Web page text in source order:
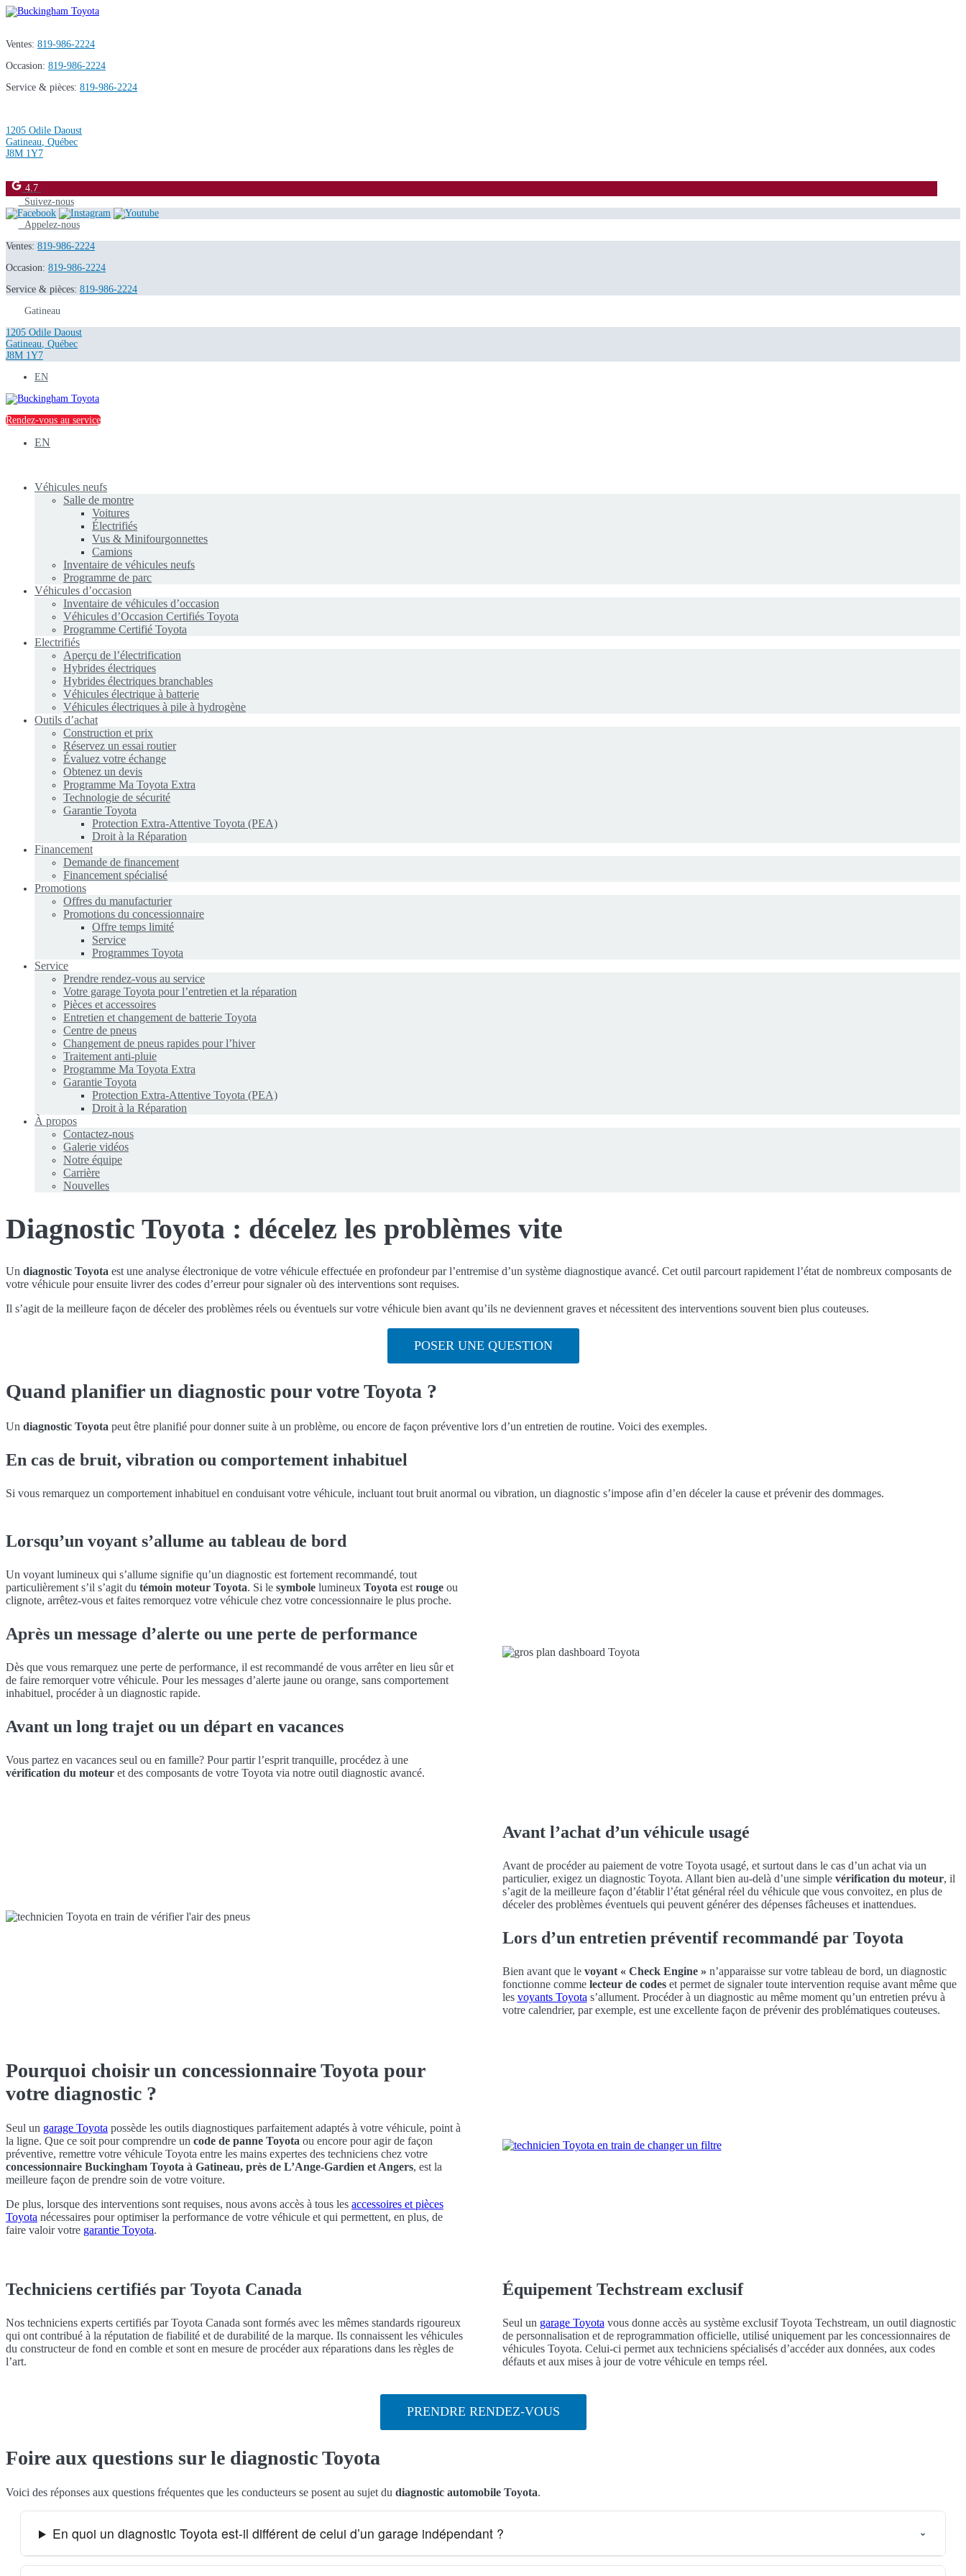
Ventes: 819-986-2224
Occasion: 819-986-2224
Service & pièces: 819-986-2224
1205 Odile Daoust
Gatineau, Québec
J8M 1Y7
4.7
Suivez-nous
Appelez-nous
Ventes: 819-986-2224
Occasion: 819-986-2224
Service & pièces: 819-986-2224
Gatineau
1205 Odile Daoust
Gatineau, Québec
J8M 1Y7
EN
Rendez-vous au service
EN
Véhicules neufs
Salle de montre
Voitures
Électrifiés
Vus & Minifourgonnettes
Camions
Inventaire de véhicules neufs
Programme de parc
Véhicules d’occasion
Inventaire de véhicules d’occasion
Véhicules d’Occasion Certifiés Toyota
Programme Certifié Toyota
Electrifiés
Aperçu de l’électrification
Hybrides électriques
Hybrides électriques branchables
Véhicules électrique à batterie
Véhicules électriques à pile à hydrogène
Outils d’achat
Construction et prix
Réservez un essai routier
Évaluez votre échange
Obtenez un devis
Programme Ma Toyota Extra
Technologie de sécurité
Garantie Toyota
Protection Extra-Attentive Toyota (PEA)
Droit à la Réparation
Financement
Demande de financement
Financement spécialisé
Promotions
Offres du manufacturier
Promotions du concessionnaire
Offre temps limité
Service
Programmes Toyota
Service
Prendre rendez-vous au service
Votre garage Toyota pour l’entretien et la réparation
Pièces et accessoires
Entretien et changement de batterie Toyota
Centre de pneus
Changement de pneus rapides pour l’hiver
Traitement anti-pluie
Programme Ma Toyota Extra
Garantie Toyota
Protection Extra-Attentive Toyota (PEA)
Droit à la Réparation
À propos
Contactez-nous
Galerie vidéos
Notre équipe
Carrière
Nouvelles
Diagnostic Toyota : décelez les problèmes vite
Un diagnostic Toyota est une analyse électronique de votre véhicule effectuée en profondeur par l’entremise d’un système diagnostique avancé. Cet outil parcourt rapidement l’état de nombreux composants de
votre véhicule pour ensuite livrer des codes d’erreur pour signaler où des interventions sont requises.
Il s’agit de la meilleure façon de déceler des problèmes réels ou éventuels sur votre véhicule bien avant qu’ils ne deviennent graves et nécessitent des interventions souvent bien plus couteuses.
POSER UNE QUESTION
Quand planifier un diagnostic pour votre Toyota ?
Un diagnostic Toyota peut être planifié pour donner suite à un problème, ou encore de façon préventive lors d’un entretien de routine. Voici des exemples.
En cas de bruit, vibration ou comportement inhabituel
Si vous remarquez un comportement inhabituel en conduisant votre véhicule, incluant tout bruit anormal ou vibration, un diagnostic s’impose afin d’en déceler la cause et prévenir des dommages.
Lorsqu’un voyant s’allume au tableau de bord
Un voyant lumineux qui s’allume signifie qu’un diagnostic est fortement recommandé, tout
particulièrement s’il s’agit du témoin moteur Toyota. Si le symbole lumineux Toyota est rouge ou
clignote, arrêtez-vous et faites remorquez votre véhicule chez votre concessionnaire le plus proche.
Après un message d’alerte ou une perte de performance
Dès que vous remarquez une perte de performance, il est recommandé de vous arrêter en lieu sûr et
de faire remorquer votre véhicule. Pour les messages d’alerte jaune ou orange, sans comportement
inhabituel, procéder à un diagnostic rapide.
Avant un long trajet ou un départ en vacances
Vous partez en vacances seul ou en famille? Pour partir l’esprit tranquille, procédez à une
vérification du moteur et des composants de votre Toyota via notre outil diagnostic avancé.
Avant l’achat d’un véhicule usagé
Avant de procéder au paiement de votre Toyota usagé, et surtout dans le cas d’un achat via un
particulier, exigez un diagnostic Toyota. Allant bien au-delà d’une simple vérification du moteur, il
s’agit de la meilleure façon d’établir l’état général réel du véhicule que vous convoitez, en plus de
déceler des problèmes éventuels qui peuvent générer des dépenses fâcheuses et inattendues.
Lors d’un entretien préventif recommandé par Toyota
Bien avant que le voyant « Check Engine » n’apparaisse sur votre tableau de bord, un diagnostic
fonctionne comme lecteur de codeset permet de signaler toute intervention requise avant même que
les voyants Toyota s’allument. Procéder à un diagnostic au même moment qu’un entretien prévu à
votre calendrier, par exemple, est une excellente façon de prévenir des problématiques couteuses.
Pourquoi choisir un concessionnaire Toyota pour
votre diagnostic ?
Seul un garage Toyota possède les outils diagnostiques parfaitement adaptés à votre véhicule, point à
la ligne. Que ce soit pour comprendre un code de panne Toyota ou encore pour agir de façon
préventive, remettre votre véhicule Toyota entre les mains expertes des techniciens chez votre
concessionnaire Buckingham Toyota à Gatineau, près de L’Ange-Gardien et Angers, est la
meilleure façon de prendre soin de votre voiture.
De plus, lorsque des interventions sont requises, nous avons accès à tous les accessoires et pièces
Toyota nécessaires pour optimiser la performance de votre véhicule et qui permettent, en plus, de
faire valoir votre garantie Toyota.
Techniciens certifiés par Toyota Canada
Nos techniciens experts certifiés par Toyota Canada sont formés avec les mêmes standards rigoureux
qui ont contribué à la réputation de fiabilité et de durabilité de la marque. Ils connaissent les véhicules
du constructeur de fond en comble et sont en mesure de procéder aux réparations dans les règles de
l’art.
Équipement Techstream exclusif
Seul un garage Toyota vous donne accès au système exclusif Toyota Techstream, un outil diagnostic
de personnalisation et de reprogrammation officielle, utilisé uniquement par les concessionnaires de
véhicules Toyota. Celui-ci permet aux techniciens spécialisés d’accéder aux données, aux codes
défauts et aux mises à jour de votre véhicule en temps réel.
PRENDRE RENDEZ-VOUS
Foire aux questions sur le diagnostic Toyota
Voici des réponses aux questions fréquentes que les conducteurs se posent au sujet du diagnostic automobile Toyota.
En quoi un diagnostic Toyota est-il différent de celui d’un garage indépendant ?